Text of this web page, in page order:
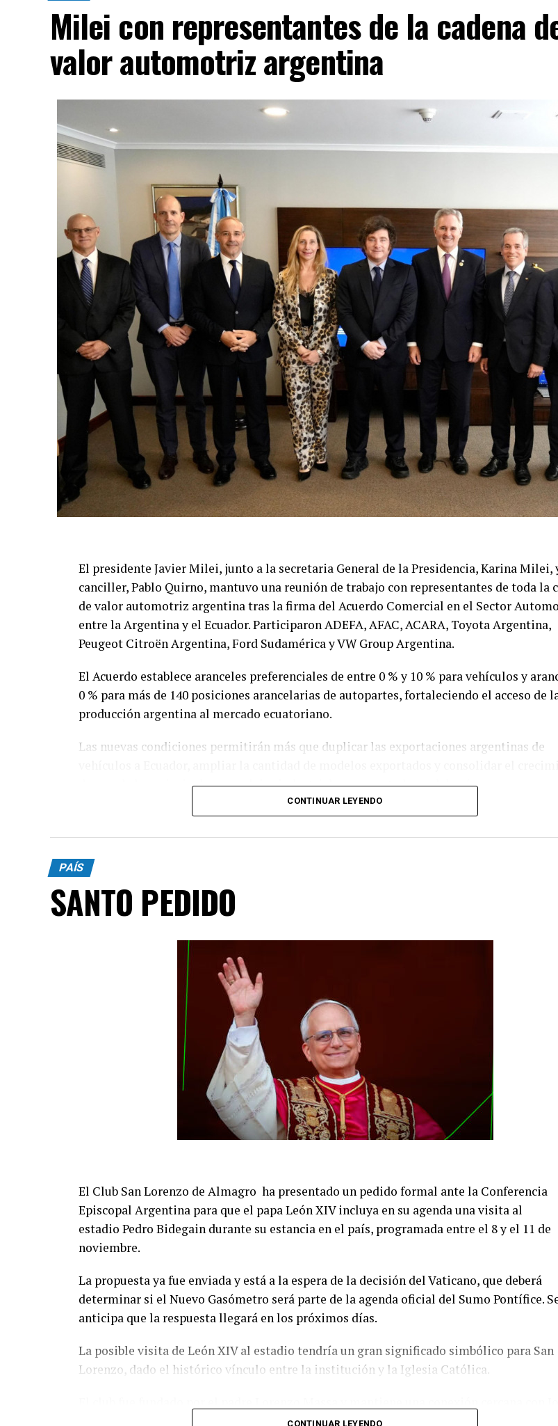
Milei con representantes de la cadena
valor automotriz argentina
El presidente Javier Milei, junto a la secretaria General de la Presidencia, Karina Milei,
canciller, Pablo Quirno, mantuvo una reunión de trabajo con representantes de toda la
de valor automotriz argentina tras la firma del Acuerdo Comercial en el Sector
entre la Argentina y el Ecuador. Participaron ADEFA, AFAC, ACARA, Toyota Argentina,
Peugeot Citroën Argentina, Ford Sudamérica y VW Group Argentina.
El Acuerdo establece aranceles preferenciales de entre 0 % y 10 % para vehículos y
0 % para más de 140 posiciones arancelarias de autopartes, fortaleciendo el acceso de
producción argentina al mercado ecuatoriano.
Las nuevas condiciones permitirán más que duplicar las exportaciones argentinas de
de uno de los principales complejos industriales y exportadores del país.
CONTINUAR LEYENDO
PAÍS
SANTO PEDIDO
El Club San Lorenzo de Almagro ha presentado un pedido formal ante la Conferencia
Episcopal Argentina para que el papa León XIV incluya en su agenda una visita al
estadio Pedro Bidegain durante su estancia en el país, programada entre el 8 y el 11 de
noviembre.
La propuesta ya fue enviada y está a la espera de la decisión del Vaticano, que deberá
determinar si el Nuevo Gasómetro será parte de la agenda oficial del Sumo Pontífice.
anticipa que la respuesta llegará en los próximos días.
La posible visita de León XIV al estadio tendría un gran significado simbólico para San
Lorenzo, dado el histórico vínculo entre la institución y la Iglesia Católica.
Bergoglio, conocido hincha y uno de los socios más representativos del Ciclón.
CONTINUAR LEYENDO